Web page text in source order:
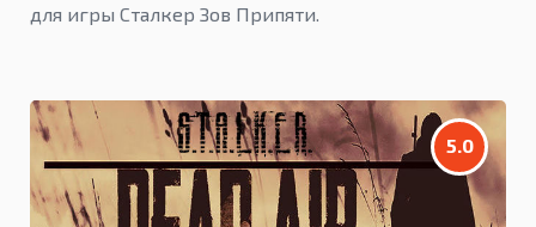
для игры Сталкер Зов Припяти.
5.0